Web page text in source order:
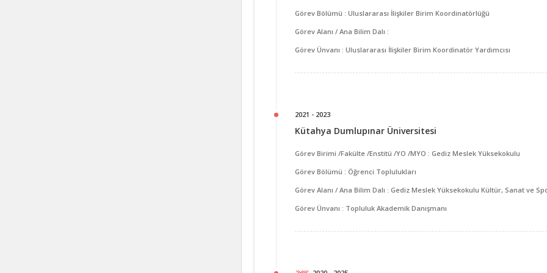
Görev Bölümü : Uluslararası İlişkiler Birim Koordinatörlüğü
Görev Alanı / Ana Bilim Dalı :
Görev Ünvanı : Uluslararası İlişkiler Birim Koordinatör Yardımcısı
2021 - 2023
Kütahya Dumlupınar Üniversitesi
Görev Birimi /Fakülte /Enstitü /YO /MYO : Gediz Meslek Yüksekokulu
Görev Bölümü : Öğrenci Toplulukları
Görev Alanı / Ana Bilim Dalı : Gediz Meslek Yüksekokulu Kültür, Sanat ve
Görev Ünvanı : Topluluk Akademik Danışmanı